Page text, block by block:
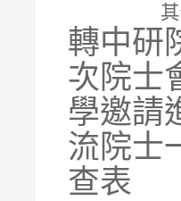
轉中研
次院士
學邀請
流院士
查表